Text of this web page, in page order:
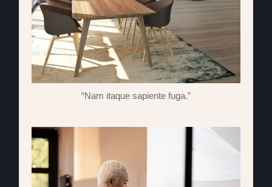
“Nam itaque sapiente fuga.”